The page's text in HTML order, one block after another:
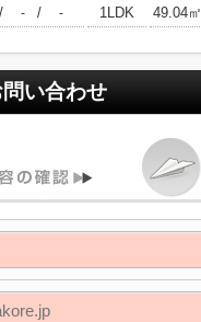
/ - / - 1LDK 49.04㎡
い合わせ